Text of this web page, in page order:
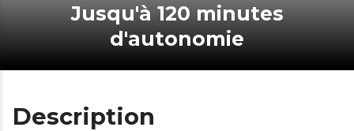
Jusqu'à 120 minutes
d'autonomie
Description